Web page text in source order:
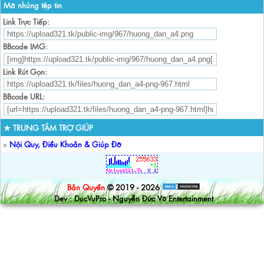
Mã nhúng tệp tin
Link Trực Tiếp:
BBcode IMG:
Link Rút Gọn:
BBcode URL:
★ TRUNG TÂM TRỢ GIÚP
» Nội Quy, Điều Khoản & Giúp Đỡ
Bản Quyền © 2019 - 2026
Dev : DucVuPro - Nguyễn Đức Vũ Entertainment